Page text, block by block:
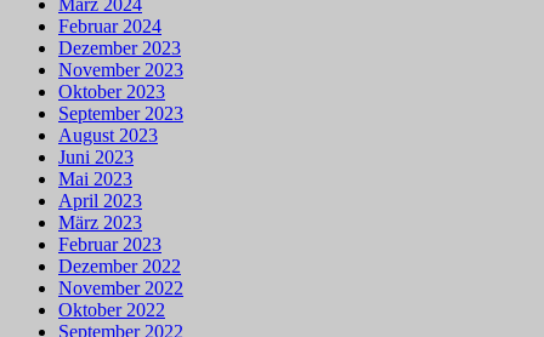
März 2024
Februar 2024
Dezember 2023
November 2023
Oktober 2023
September 2023
August 2023
Juni 2023
Mai 2023
April 2023
März 2023
Februar 2023
Dezember 2022
November 2022
Oktober 2022
September 2022